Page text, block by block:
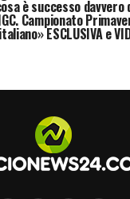
è successo
Campionato
ESCLUSIVA e